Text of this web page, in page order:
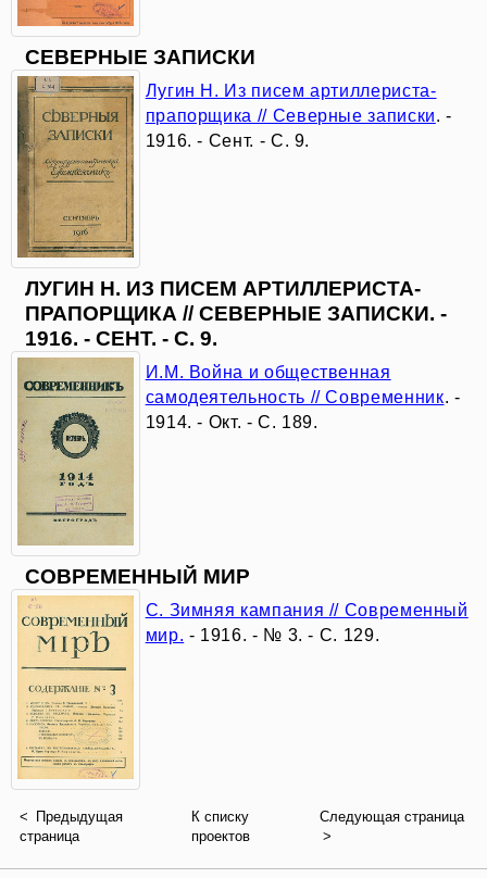
«Пред
грозным
временем,
пред
грозными
судьбами»
«В
огромном
спросе
книга…»
Та
страна,
что
могла
быть
раем,
Стала
логовищем
СЕВЕРНЫЕ ЗАПИСКИ
Лугин Н. Из писем артиллериста-
прапорщика // Северные записки. -
1916. - Сент. - С. 9.
ЛУГИН Н. ИЗ ПИСЕМ АРТИЛЛЕРИСТА-
ПРАПОРЩИКА // СЕВЕРНЫЕ ЗАПИСКИ. -
1916. - СЕНТ. - С. 9.
И.М. Война и общественная
самодеятельность // Современник. -
1914. - Окт. - С. 189.
СОВРЕМЕННЫЙ МИР
С. Зимняя кампания // Современный
мир. - 1916. - № 3. - С. 129.
Предыдущая
страница
К списку
проектов
Следующая страница